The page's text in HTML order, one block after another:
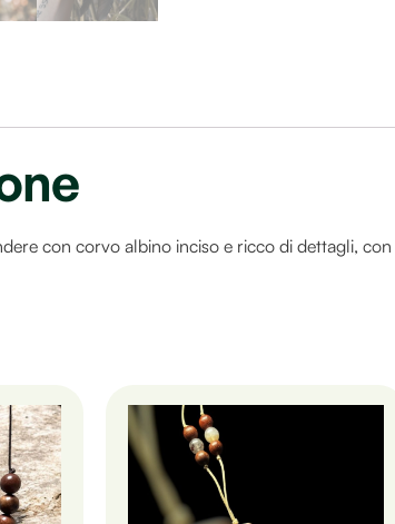
con corvo albino inciso e ricco di dettagli,